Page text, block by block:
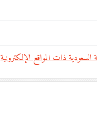
السعودية ذات المواقع الإلكترونية